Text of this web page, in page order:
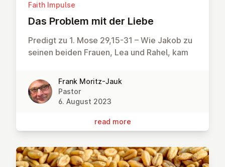
Faith Impulse
Das Problem mit der Liebe
Predigt zu 1. Mose 29,15-31 – Wie Jakob zu
seinen beiden Frauen, Lea und Rahel, kam
Frank Moritz-Jauk
Pastor
6. August 2023
read more